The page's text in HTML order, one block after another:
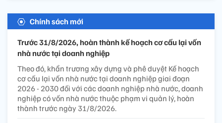
Chính sách mới
Trước 31/8/2026, hoàn thành kế hoạch cơ cấu lại vốn
nhà nước tại doanh nghiệp
Theo đó, khẩn trương xây dựng và phê duyệt Kế hoạch
cơ cấu lại vốn nhà nước tại doanh nghiệp giai đoạn
2026 - 2030 đối với các doanh nghiệp nhà nước, doanh
nghiệp có vốn nhà nước thuộc phạm vi quản lý, hoàn
thành trước ngày 31/8/2026.